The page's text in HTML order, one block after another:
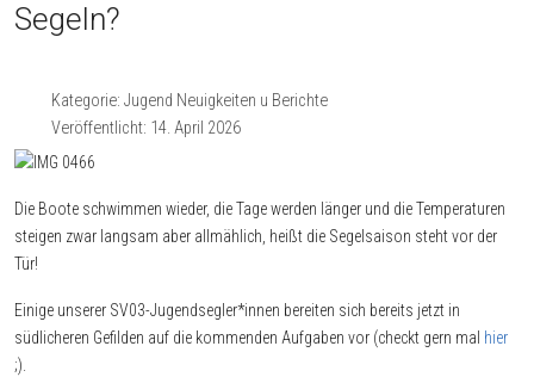
Segeln?
Kategorie: Jugend Neuigkeiten u Berichte
Veröffentlicht: 14. April 2026
Die Boote schwimmen wieder, die Tage werden länger und die Temperaturen
steigen zwar langsam aber allmählich, heißt die Segelsaison steht vor der
Tür!
Einige unserer SV03-Jugendsegler*innen bereiten sich bereits jetzt in
südlicheren Gefilden auf die kommenden Aufgaben vor (checkt gern mal hier
;).